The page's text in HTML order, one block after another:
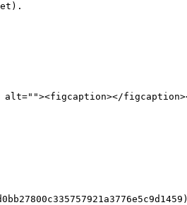
alt=""><figcaption></